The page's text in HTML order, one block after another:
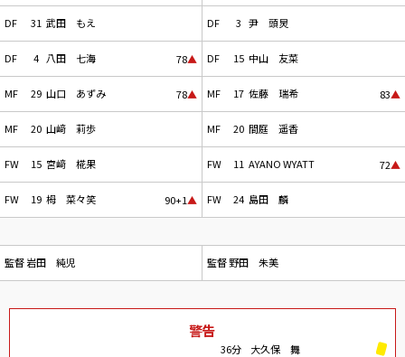
DF 31 武田 もえ
DF 4 八田 七海 78▲
MF 29 山口 あずみ 78▲
MF 20 山﨑 莉歩
FW 15 宮﨑 椛果
FW 19 栂 菜々笑 90+1▲
監督岩田 純児
DF 3 尹 頭炅
DF 15 中山 友菜
MF 17 佐藤 瑞希 83▲
MF 20 間庭 遥香
FW 11 AYANO WYATT 72▲
FW 24 島田 麟
監督野田 朱美
警告
36分 大久保 舞